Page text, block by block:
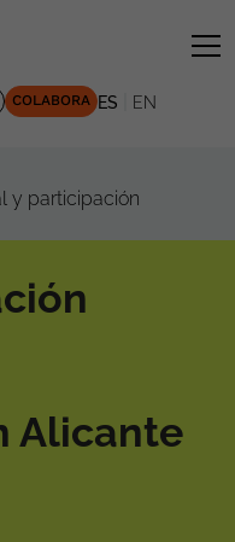
COLABORA ES EN
y participación
Alicante